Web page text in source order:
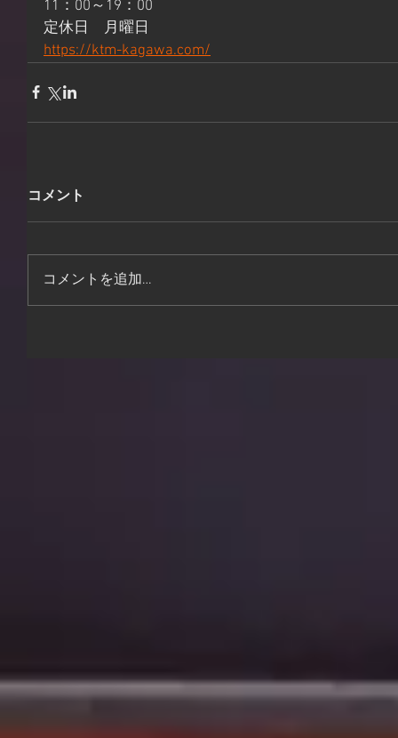
11：00～19：00
定休日　月曜日
https://ktm-kagawa.com/
コメント
コメントを追加…